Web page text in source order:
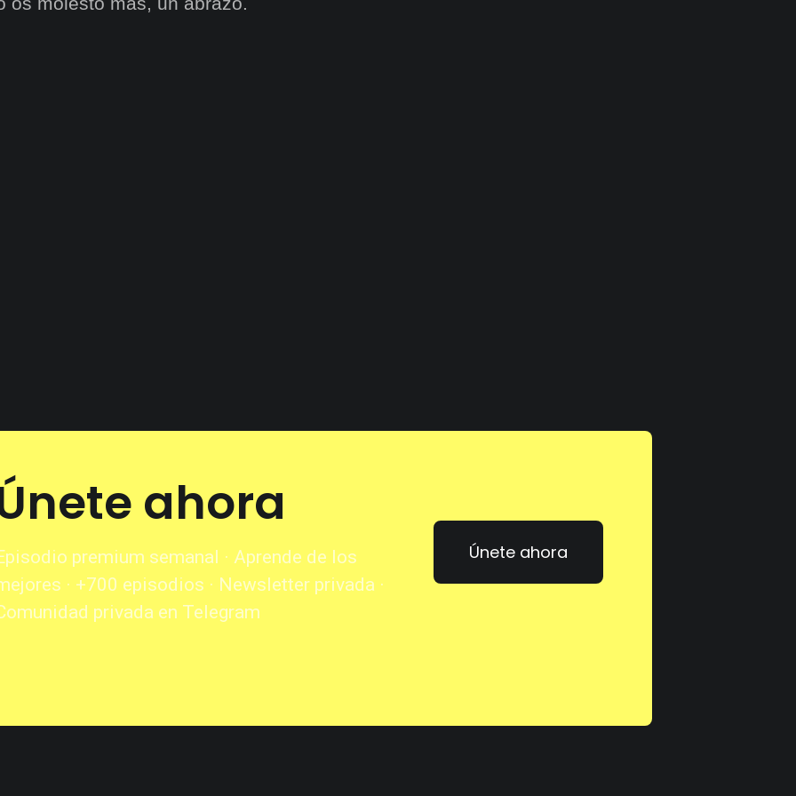
ahora
premium semanal · Aprende de los
· +700 episodios · Newsletter privada ·
privada en Telegram
Únete ahora